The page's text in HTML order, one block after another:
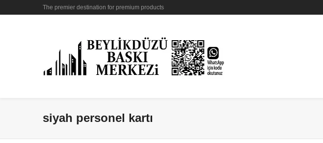
The premier destination for premium products
siyah personel kartı